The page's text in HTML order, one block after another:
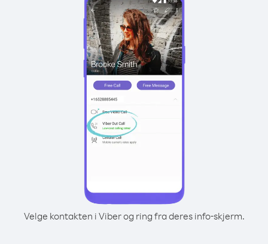
Velge kontakten i Viber og ring fra deres info-skjerm.